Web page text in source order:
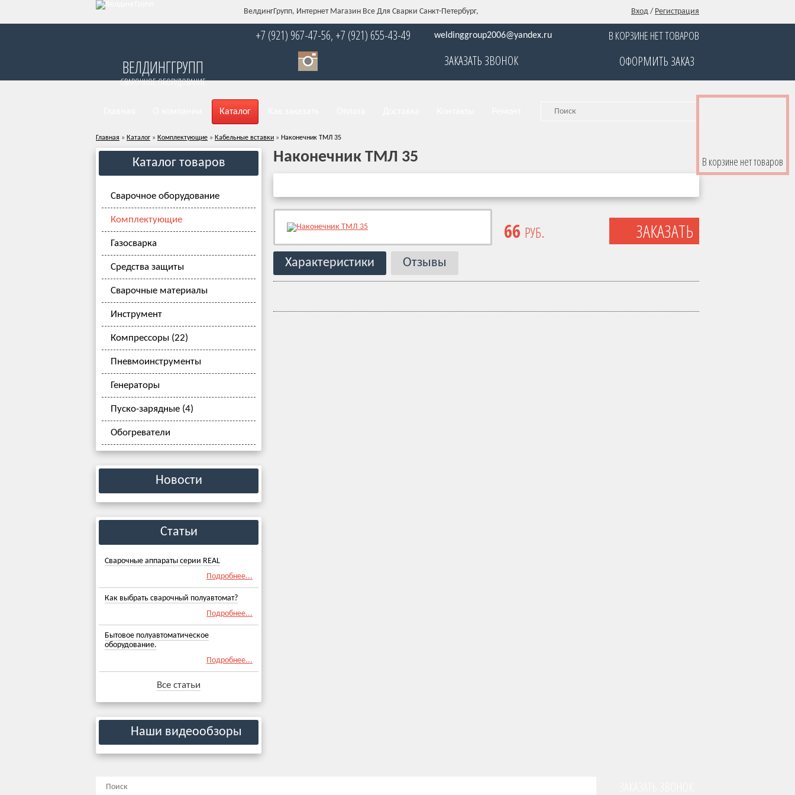
ВЕЛДИНГГРУПП
СВАРОЧНОЕ ОБОРУДОВАНИЕ
ВелдингГрупп, Интернет Магазин Все Для Сварки Санкт-Петербург, Вход / Регистрация
+7 (921) 967-47-56, +7 (921) 655-43-49 weldinggroup2006@yandex.ru В КОРЗИНЕ НЕТ ТОВАРОВ
ЗАКАЗАТЬ ЗВОНОК ОФОРМИТЬ ЗАКАЗ
Каталог
Главная » Каталог » Комплектующие » Кабельные вставки » Наконечник ТМЛ 35
Каталог товаров
Сварочное оборудование
Комплектующие
Газосварка
Средства защиты
Сварочные материалы
Инструмент
Компрессоры (22)
Пневмоинструменты
Генераторы
Пуско-зарядные (4)
Обогреватели
Новости
Статьи
Сварочные аппараты серии REAL
Подробнее...
Как выбрать сварочный полуавтомат?
Подробнее...
Бытовое полуавтоматическое
оборудование.
Подробнее...
Все статьи
Наши видеообзоры
Наконечник ТМЛ 35
66 РУБ.
Характеристики Отзывы
В корзине нет товаров